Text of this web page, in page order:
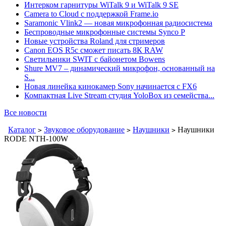
Интерком гарнитуры WiTalk 9 и WiTalk 9 SE
Camera to Cloud с поддержкой Frame.io
Saramonic Vlink2 — новая микрофонная радиосистема
Беспроводные микрофонные системы Synco P
Новые устройства Roland для стримеров
Canon EOS R5c сможет писать 8К RAW
Светильники SWIT с байонетом Bowens
Shure MV7 – динамический микрофон, основанный на
S...
Новая линейка кинокамер Sony начинается с FX6
Компактная Live Stream студия YoloBox из семейства...
Все новости
Каталог > Звуковое оборудование > Наушники > Наушники
RODE NTH-100W